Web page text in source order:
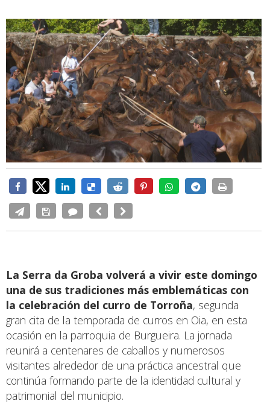
La Serra da Groba volverá a vivir este domingo
una de sus tradiciones más emblemáticas con
la celebración del curro de Torroña, segunda
gran cita de la temporada de curros en Oia, en esta
ocasión en la parroquia de Burgueira. La jornada
reunirá a centenares de caballos y numerosos
visitantes alrededor de una práctica ancestral que
continúa formando parte de la identidad cultural y
patrimonial del municipio.